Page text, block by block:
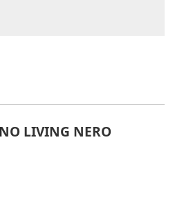
LIVING NERO